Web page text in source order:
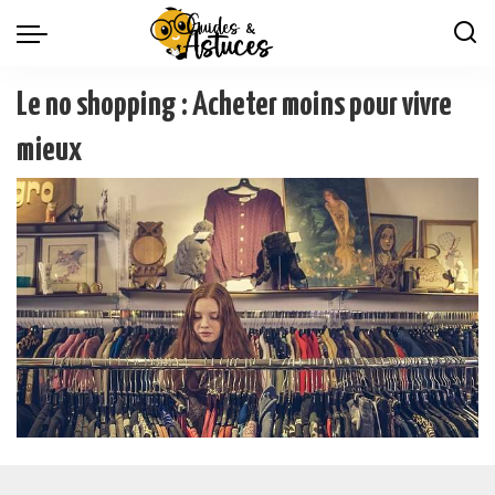
Le no shopping : Acheter moins pour vivre
mieux